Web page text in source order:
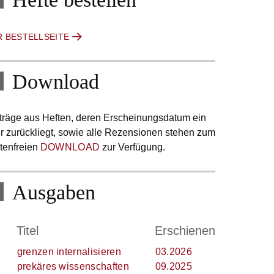
BESTELLSEITE
Download
aus Heften, deren Erscheinungsdatum ein
zurückliegt, sowie alle Rezensionen stehen zum
DOWNLOAD zur Verfügung.
Ausgaben
Titel Erschienen
grenzen internalisieren
03.2026
prekäres wissenschaften 09.2025